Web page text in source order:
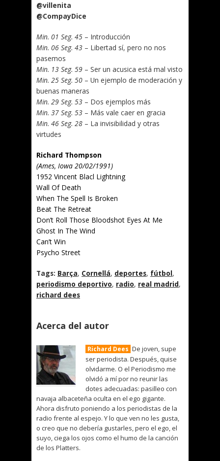
@villenita
@CompayDice
Min. 01 Seg. 45 – Introducción
Min. 06 Seg. 43 – Libertad sí, pero no nos
pasemos
Min. 13 Seg. 59 – Ser un acusica está mal visto
Min. 25 Seg. 50 – Un ejemplo de moderación y
buenas maneras
Min. 29 Seg. 53 – Dos ejemplos más
Min. 37 Seg. 53 – Más vale caer en gracia
Min. 46 Seg. 28 – La invisibilidad y otras
virtudes
Richard Thompson
(Ames, Iowa 20/02/1991)
1952 Vincent Blacl Lightning
Wall Of Death
When The Spell Is Broken
Beat The Retreat
Don’t Roll Those Bloodshot Eyes At Me
Ghost In The Wind
Can’t Win
Psycho Street
Tags: Barça, Cornellá, deportes, fútbol,
periodismo deportivo, radio, real madrid,
richard dees
Acerca del autor
Richard Dees De joven, supe
ser periodista. Después, quise
olvidarme. O el Periodismo me
olvidó a mí por no reunir las
dotes adecuadas: pasilleo con
navaja albaceteña oculta en el ego gigante.
Ahora disfruto poniendo a los periodistas de la
radio frente al espejo. Y lo que ven no les gusta,
o creo que no debería gustarles, pero el ego, el
suyo, ciega los ojos como el humo de la canción
de los Platters.